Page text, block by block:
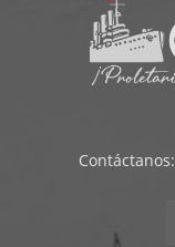
Contáctanos: